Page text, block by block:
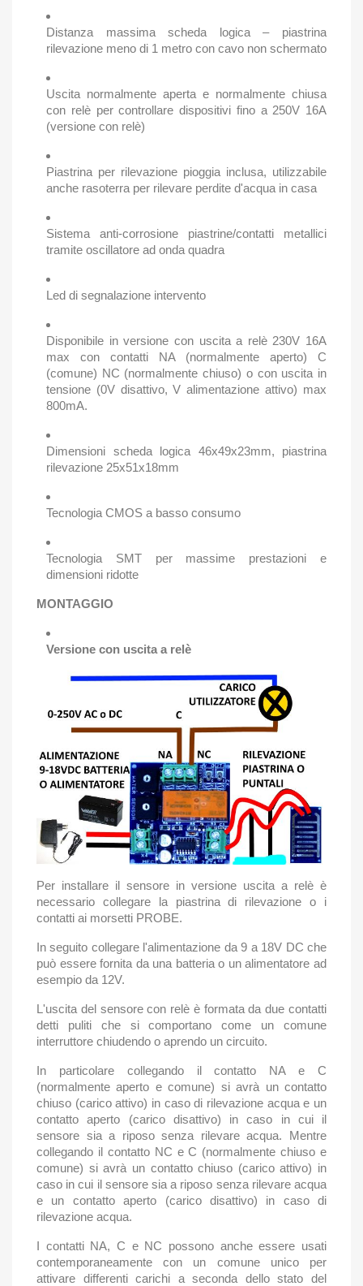
Distanza massima scheda logica – piastrina
rilevazione meno di 1 metro con cavo non schermato
Uscita normalmente aperta e normalmente chiusa
con relè per controllare dispositivi fino a 250V 16A
(versione con relè)
Piastrina per rilevazione pioggia inclusa, utilizzabile
anche rasoterra per rilevare perdite d'acqua in casa
Sistema anti-corrosione piastrine/contatti metallici
tramite oscillatore ad onda quadra
Led di segnalazione intervento
Disponibile in versione con uscita a relè 230V 16A
max con contatti NA (normalmente aperto) C
(comune) NC (normalmente chiuso) o con uscita in
tensione (0V disattivo, V alimentazione attivo) max
800mA.
Dimensioni scheda logica 46x49x23mm, piastrina
rilevazione 25x51x18mm
Tecnologia CMOS a basso consumo
Tecnologia SMT per massime prestazioni e
dimensioni ridotte
MONTAGGIO
Versione con uscita a relè
Per installare il sensore in versione uscita a relè è
necessario collegare la piastrina di rilevazione o i
contatti ai morsetti PROBE.
In seguito collegare l'alimentazione da 9 a 18V DC che
può essere fornita da una batteria o un alimentatore ad
esempio da 12V.
L'uscita del sensore con relè è formata da due contatti
detti puliti che si comportano come un comune
interruttore chiudendo o aprendo un circuito.
In particolare collegando il contatto NA e C
(normalmente aperto e comune) si avrà un contatto
chiuso (carico attivo) in caso di rilevazione acqua e un
contatto aperto (carico disattivo) in caso in cui il
sensore sia a riposo senza rilevare acqua. Mentre
collegando il contatto NC e C (normalmente chiuso e
comune) si avrà un contatto chiuso (carico attivo) in
caso in cui il sensore sia a riposo senza rilevare acqua
e un contatto aperto (carico disattivo) in caso di
rilevazione acqua.
I contatti NA, C e NC possono anche essere usati
contemporaneamente con un comune unico per
attivare differenti carichi a seconda dello stato del